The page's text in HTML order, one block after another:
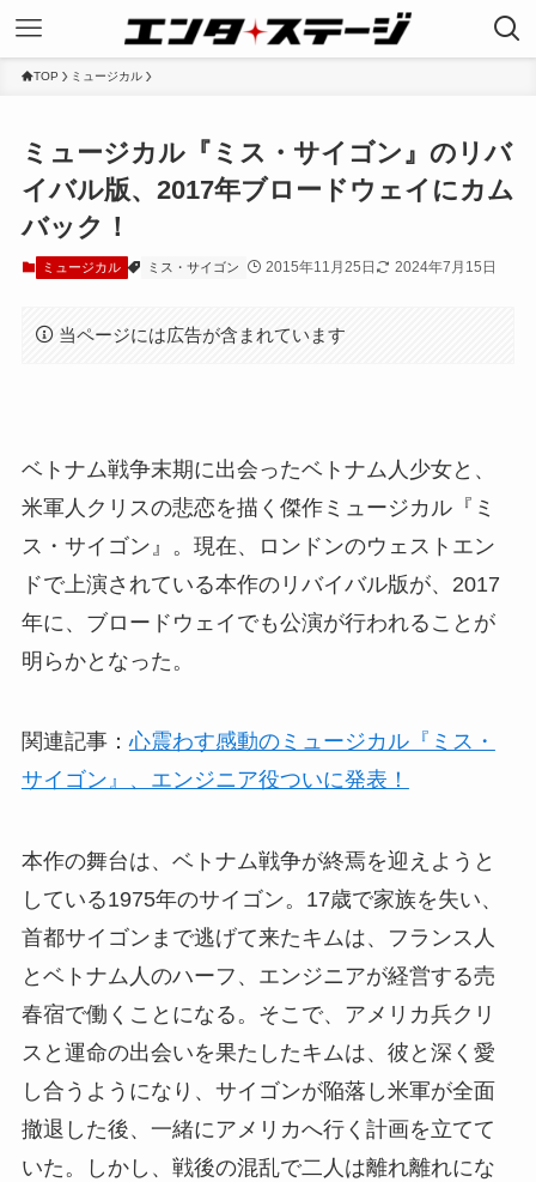
TOP ミュージカル
ミュージカル『ミス・サイゴン』のリバ
イバル版、2017年ブロードウェイにカム
バック！
ミュージカル ミス・サイゴン 2015年11月25日 2024年7月15日
当ページには広告が含まれています
ベトナム戦争末期に出会ったベトナム人少女と、
米軍人クリスの悲恋を描く傑作ミュージカル『ミ
ス・サイゴン』。現在、ロンドンのウェストエン
ドで上演されている本作のリバイバル版が、2017
年に、ブロードウェイでも公演が行われることが
明らかとなった。
関連記事：心震わす感動のミュージカル『ミス・
サイゴン』、エンジニア役ついに発表！
本作の舞台は、ベトナム戦争が終焉を迎えようと
している1975年のサイゴン。17歳で家族を失い、
首都サイゴンまで逃げて来たキムは、フランス人
とベトナム人のハーフ、エンジニアが経営する売
春宿で働くことになる。そこで、アメリカ兵クリ
スと運命の出会いを果たしたキムは、彼と深く愛
し合うようになり、サイゴンが陥落し米軍が全面
撤退した後、一緒にアメリカへ行く計画を立てて
いた。しかし、戦後の混乱で二人は離れ離れにな